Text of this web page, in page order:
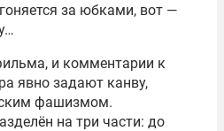
за юбками, вот —
и комментарии к
явно задают канву,
фашизмом.
на три части: до